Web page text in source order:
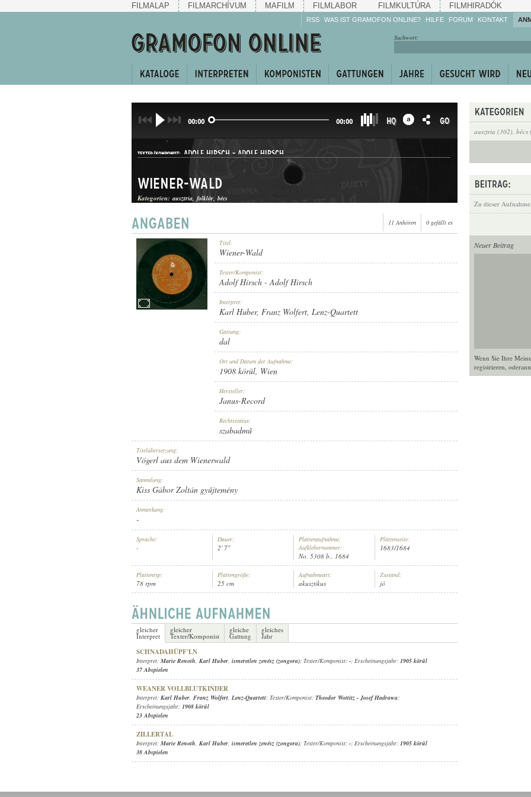
FILMALAP FILMARCHÍVUM MAFILM FILMLABOR FILMKULTÚRA FILMHIRADÓK
RSS WAS IST GRAMOFON ONLINE? HILFE
Machen Sie mit!
weiter!
FORUM KONTAKT
Suchwort:
ausztria (302), bécs
Zu dieser
Neuer Beitrag
Wenn Sie Ihre
registrieren, oder
00:00 00:00 HQ GO
TEXTER/KOMPONIST: ADOLF HIRSCH-ADOLF HIRSCH
GATTUNG: DAL
1908 KÖRÜL
PLATTENAUFNAHME:
Wiener-Wald
Kategorien: ausztria folklór bécs
11 Anhören 0 gefällt es
Titel:
Wiener-Wald
Texter/Komponist:
Adolf Hirsch -Adolf Hirsch
Interpret:
Karl Huber, Franz Wolfert, Lenz-Quartett
Gattung:
dal
Ort und Datum der Aufnahme:
1908 körül, Wien
Hersteller:
Janus-Record
Rechtsstatus:
szabadmű
Titelübersetzung:
Vögerl aus dem Wienerwald
Sammlung:
Kiss Gábor Zoltán gyűjtemény
Anmerkung:
-
Sprache:
-
Dauer:
2' 7"
Plattenaufnahme,
Aufklebernummer:
No. 5308 b., 1684
Plattenseite:
1683/1684
Plattentyp:
78 rpm
Plattengröße:
25 cm
Aufnahmeart:
akusztikus
Zustand:
jó
gleicher
Interpret
gleicher
Texter/Komponist
gleiche
Gattung
gleiches
Jahr
SCHNADAHÜPF'LN
Interpret: Marie Renoth, Karl Huber, ismeretlen zenész (zongora); Texter/Komponist: -; Erscheinungsjahr: 1905 körül
37 Abspielen
WEANER VOLLBLUTKINDER
Interpret: Karl Huber, Franz Wolfert, Lenz-Quartett; Texter/Komponist: Theodor Wottitz -Josef Hadrawa;
Erscheinungsjahr: 1908 körül
23 Abspielen
ZILLERTAL
Interpret: Marie Renoth, Karl Huber, ismeretlen zenész (zongora); Texter/Komponist: -; Erscheinungsjahr: 1905 körül
38 Abspielen